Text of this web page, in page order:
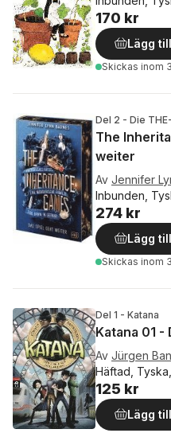
170 kr
Lägg till
Skickas inom
Del 2 - Die
The
weiter
Av Jennifer
Inbunden,
274 kr
Lägg till
Skickas inom
Del 1 - Katana
Katana 01
Av Jürgen
Häftad, Tyska,
125 kr
Lägg till